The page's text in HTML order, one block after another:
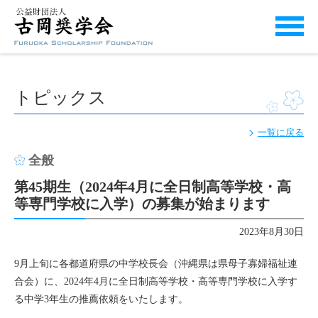
トピックス
一覧に戻る
全般
第45期生（2024年4月に全日制高等学校・高
等専門学校に入学）の募集が始まります
2023年8月30日
9月上旬に各都道府県の中学校長会（沖縄県は県母子寡婦福祉連
合会）に、2024年4月に全日制高等学校・高等専門学校に入学す
る中学3年生の推薦依頼をいたします。